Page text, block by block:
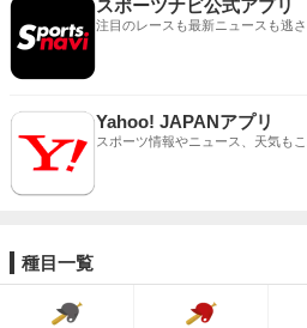
スポーツナビ公式アプリ
注目のレースも最新ニュースも逃
Yahoo! JAPANアプリ
スポーツ情報やニュース、天気も
種目一覧